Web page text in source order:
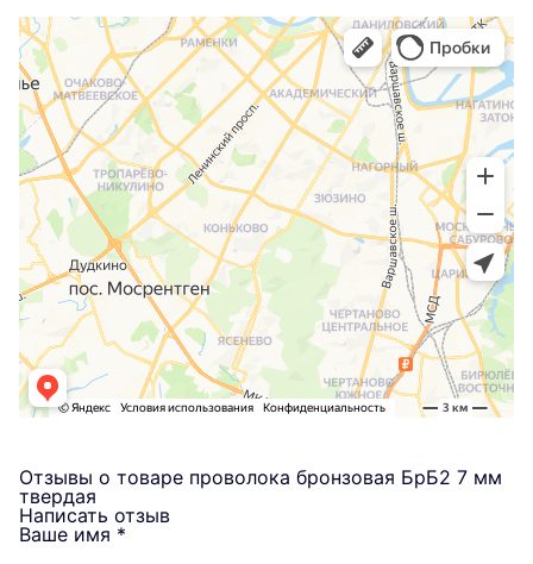
Отзывы о товаре проволока бронзовая БрБ2 7 мм
твердая
Написать отзыв
Ваше имя *